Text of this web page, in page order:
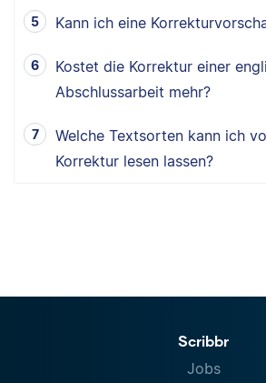
Kann ich eine
Kostet die Korrektur einer
Abschlussarbeit mehr?
Welche Textsorten kann ich
Korrektur lesen lassen?
Scribbr
Jobs